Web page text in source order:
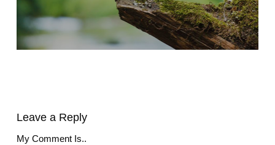
Leave a Reply
My Comment Is..